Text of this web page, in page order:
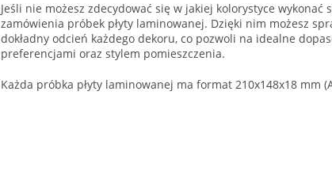
Jeśli nie możesz zdecydować się w jakiej kolorystyce wykonać
zamówienia próbek płyty laminowanej. Dzięki nim możesz
dokładny odcień każdego dekoru, co pozwoli na idealne
preferencjami oraz stylem pomieszczenia.
Każda próbka płyty laminowanej ma format 210x148x18 mm